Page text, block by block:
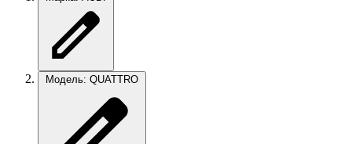
Модель: QUATTRO